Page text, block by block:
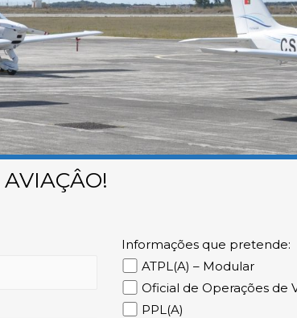
Informações que pretende:
ATPL(A) – Modular
Oficial de Operações de
PPL(A)